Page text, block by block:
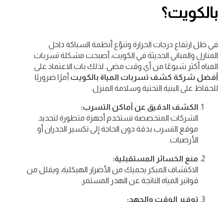
بالكويت؟
في ظل ارتفاع درجات الحرارة وتنوّع أنظمة السباكة داخل
المنازل والمباني الحديثة في الكويت، أصبحت مشكلة تسربات
المياه أكثر شيوعًا من أي وقت مضى. لذلك بات الاعتماد على
أفضل شركة كشف تسربات المياة بالكويت أمرًا ضروريًا
للحفاظ على البنية التحتية وسلامة المنزل.
الكشف الدقيق عن أماكن التسرب:
الشركات المتخصصة تستخدم أجهزة متطورة لتحديد
موقع التسرب بدقة دون الحاجة إلى تكسير الجدران أو
الأرضيات.
منع الخسائر المستقبلية:
الاكتشاف المبكر يحميك من الأضرار الهيكلية، ويقلل من
فواتير المياه الناتجة عن الهدر المستمر.
توفير الوقت والجهد: